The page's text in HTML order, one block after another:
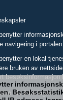
navigering i portalen.
en lokal
bruken av
besøksinformasjon
blir ikke lagret.